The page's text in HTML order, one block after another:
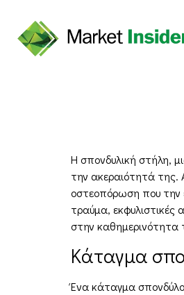
Η σπονδυλική στήλη,
την ακεραιότητά της.
οστεοπόρωση που την
τραύμα, εκφυλιστικές
στην καθημερινότητα
Κάταγμα
Ένα κάταγμα